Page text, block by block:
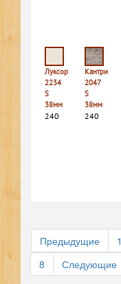
Луксор
2234
S
38мм
240
Кантри
2047
S
38мм
240
Предыдущие 1
8
Следующие